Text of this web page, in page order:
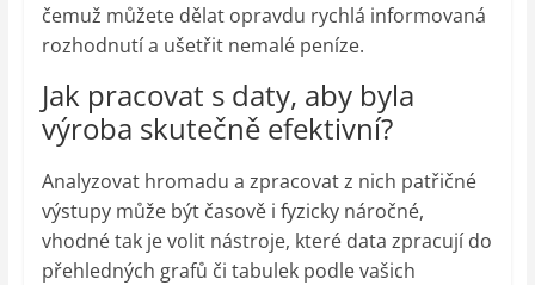
čemuž můžete dělat opravdu rychlá informovaná
rozhodnutí a ušetřit nemalé peníze.
Jak pracovat s daty, aby byla
výroba skutečně efektivní?
Analyzovat hromadu a zpracovat z nich patřičné
výstupy může být časově i fyzicky náročné,
vhodné tak je volit nástroje, které data zpracují do
přehledných grafů či tabulek podle vašich